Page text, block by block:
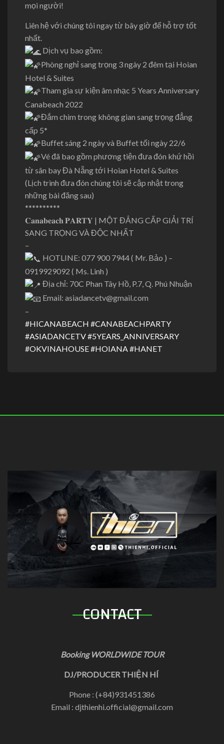
mọi người!
Liên hệ với chúng tôi ngay từ bây giờ để hỗ trợ tốt
nhất.
Dịch vụ bao gồm:
Phòng nghỉ sang trọng 3 ngày 2 đêm tại Hoian
Hotel & Suites
Tham gia sự kiện âm nhạc 5 Years Anniversary
Canabeach 2022
Đắm chìm trong không gian sang trọng đẳng
cấp 5*
Buffet sáng 2 ngày và Buffet tối ngày 22/6
Vé đã bao gồm phương tiện đưa đón khứ hồi
từ sân bay Đà Nẵng tới Hoian Hotel & Suites
(Lịch trình đưa đón chúng tôi sẽ cập nhật trong
những bài đăng sau)
**********
𝐂𝐚𝐧𝐚𝐛𝐞𝐚𝐜𝐡 𝐏𝐀𝐑𝐓𝐘 | MỘT ĐẲNG CẤP GIẢI TRÍ
SANG TRỌNG VÀ ĐỘC NHẤT
–
HOTLINE: 077 900 7944 ( Mr. Bảo ) –
0919929092 ( Ms. Linh )
Địa chỉ: 70C Phan Tây Hồ, P.7, Q. Phú Nhuận
Email: asiadancetv@gmail.com
–
#HICANABEACH #CANABEACHPARTY
#ASIADANCETV#5YEARS_ANNIVERSARY
#OKVINAHOUSE#HOIANA#HANET
CONTACT
Booking WORLDWIDE TOUR
DJ/PRODUCER THIỆN HÍ
Phone : (+84)931451386
Email : djthienhi.official@gmail.com